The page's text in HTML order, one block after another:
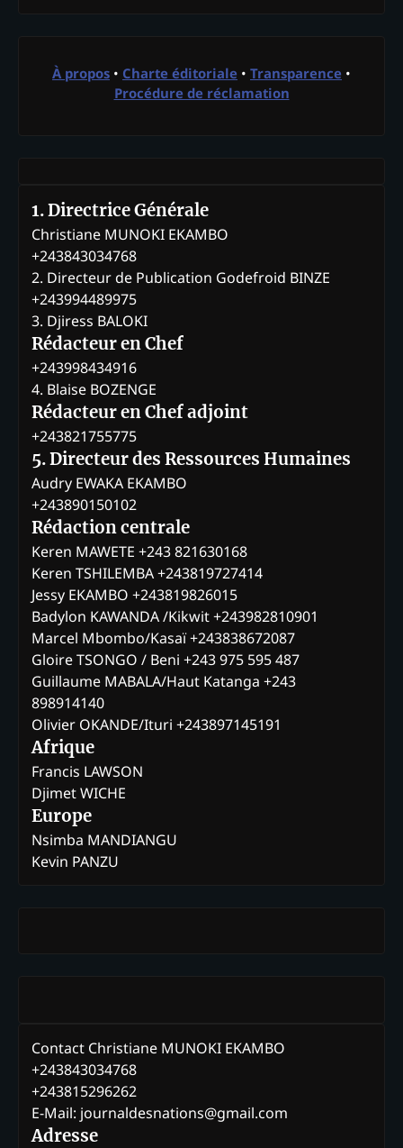
À propos • Charte éditoriale • Transparence •
Procédure de réclamation
1. Directrice Générale
Christiane MUNOKI EKAMBO
+243843034768
2. Directeur de Publication Godefroid BINZE
+243994489975
3. Djiress BALOKI
Rédacteur en Chef
+243998434916
4. Blaise BOZENGE
Rédacteur en Chef adjoint
+243821755775
5. Directeur des Ressources Humaines
Audry EWAKA EKAMBO
+243890150102
Rédaction centrale
Keren MAWETE +243 821630168
Keren TSHILEMBA +243819727414
Jessy EKAMBO +243819826015
Badylon KAWANDA /Kikwit +243982810901
Marcel Mbombo/Kasaï +243838672087
Gloire TSONGO / Beni +243 975 595 487
Guillaume MABALA/Haut Katanga +243
898914140
Olivier OKANDE/Ituri +243897145191
Afrique
Francis LAWSON
Djimet WICHE
Europe
Nsimba MANDIANGU
Kevin PANZU
Contact Christiane MUNOKI EKAMBO
+243843034768
+243815296262
E-Mail: journaldesnations@gmail.com
Adresse